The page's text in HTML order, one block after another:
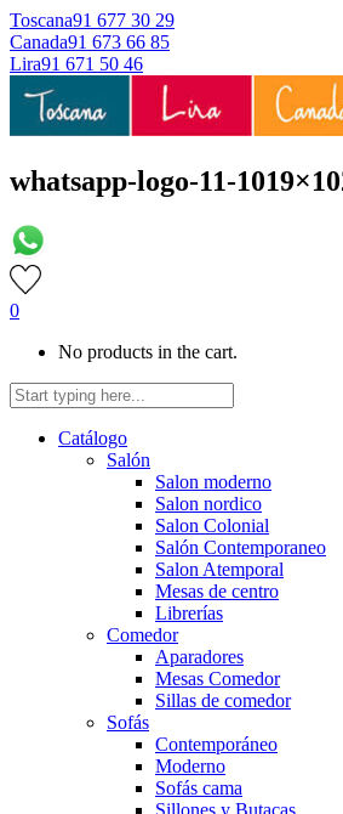
Toscana91 677 30 29
Canada91 673 66 85
Lira91 671 50 46
whatsapp-logo-11-
0
No products in the cart.
Catálogo
Salón
Salon moderno
Salon nordico
Salon Colonial
Salón Contemporaneo
Salon Atemporal
Mesas de centro
Librerías
Comedor
Aparadores
Mesas Comedor
Sillas de comedor
Sofás
Contemporáneo
Moderno
Sofás cama
Sillones y Butacas